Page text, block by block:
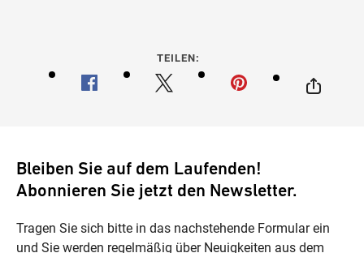
TEILEN:
Bleiben Sie auf dem Laufenden!
Abonnieren Sie jetzt den Newsletter.
Tragen Sie sich bitte in das nachstehende Formular ein
und Sie werden regelmäßig über Neuigkeiten aus dem